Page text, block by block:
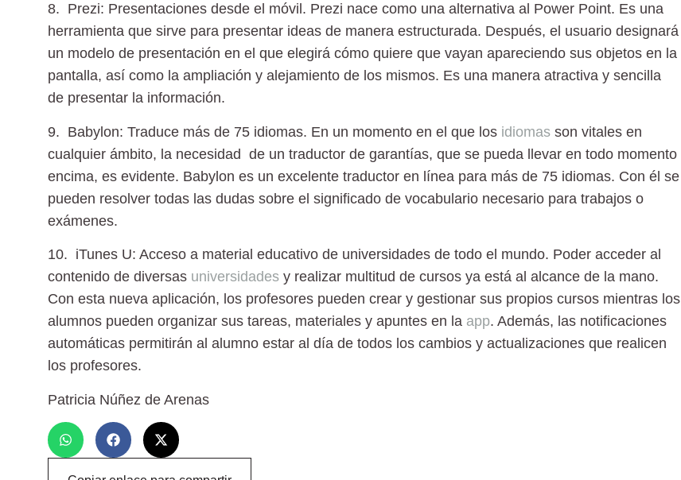
8. Prezi: Presentaciones desde el móvil. Prezi nace como una alternativa al Power Point. Es una
herramienta que sirve para presentar ideas de manera estructurada. Después, el usuario designará
un modelo de presentación en el que elegirá cómo quiere que vayan apareciendo sus objetos en la
pantalla, así como la ampliación y alejamiento de los mismos. Es una manera atractiva y sencilla
de presentar la información.
9. Babylon: Traduce más de 75 idiomas. En un momento en el que los idiomas son vitales en
cualquier ámbito, la necesidad de un traductor de garantías, que se pueda llevar en todo momento
encima, es evidente. Babylon es un excelente traductor en línea para más de 75 idiomas. Con él se
pueden resolver todas las dudas sobre el significado de vocabulario necesario para trabajos o
exámenes.
10. iTunes U: Acceso a material educativo de universidades de todo el mundo. Poder acceder al
contenido de diversas universidades y realizar multitud de cursos ya está al alcance de la mano.
Con esta nueva aplicación, los profesores pueden crear y gestionar sus propios cursos mientras los
alumnos pueden organizar sus tareas, materiales y apuntes en la app. Además, las notificaciones
automáticas permitirán al alumno estar al día de todos los cambios y actualizaciones que realicen
los profesores.
Patricia Núñez de Arenas